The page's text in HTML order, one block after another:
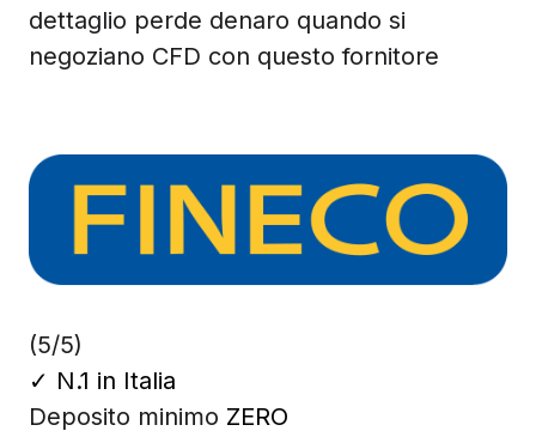
dettaglio perde denaro quando si
negoziano CFD con questo fornitore
(5/5)
✓ N.1 in Italia
Deposito minimo ZERO